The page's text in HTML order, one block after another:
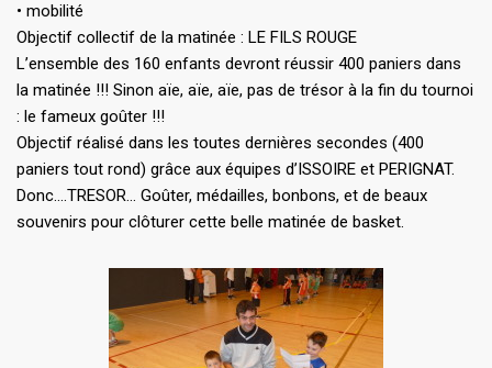
• mobilité
Objectif collectif de la matinée : LE FILS ROUGE
L’ensemble des 160 enfants devront réussir 400 paniers dans
la matinée !!! Sinon aïe, aïe, aïe, pas de trésor à la fin du tournoi
: le fameux goûter !!!
Objectif réalisé dans les toutes dernières secondes (400
paniers tout rond) grâce aux équipes d’ISSOIRE et PERIGNAT.
Donc….TRESOR… Goûter, médailles, bonbons, et de beaux
souvenirs pour clôturer cette belle matinée de basket.